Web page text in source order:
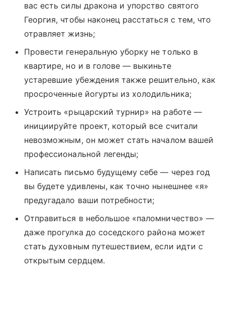
вас есть силы дракона и упорство святого
Георгия, чтобы наконец расстаться с тем, что
отравляет жизнь;
Провести генеральную уборку не только в
квартире, но и в голове — выкиньте
устаревшие убеждения также решительно, как
просроченные йогурты из холодильника;
Устроить «рыцарский турнир» на работе —
инициируйте проект, который все считали
невозможным, он может стать началом вашей
профессиональной легенды;
Написать письмо будущему себе — через год
вы будете удивлены, как точно нынешнее «я»
предугадало ваши потребности;
Отправиться в небольшое «паломничество» —
даже прогулка до соседского района может
стать духовным путешествием, если идти с
открытым сердцем.